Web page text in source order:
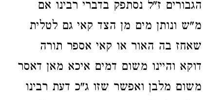
הגבורים ז"ל נסתפק בדברי רבינו אם
מ"ש ונותן מים מן הצד קאי גם לטלית
שאחז בה האור או קאי אספר תורה
דוקא והיינו משום דמים איכא מאן דאסר
משום מלבן ואפשר שזו ג"כ דעת רבינו